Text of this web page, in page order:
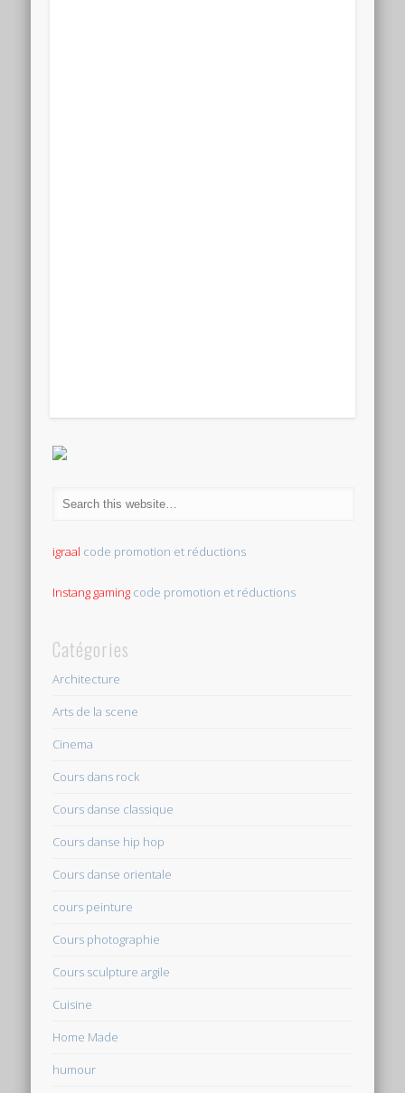
igraal code promotion et réductions
Instang gaming code promotion et réductions
Catégories
Architecture
Arts de la scene
Cinema
Cours dans rock
Cours danse classique
Cours danse hip hop
Cours danse orientale
cours peinture
Cours photographie
Cours sculpture argile
Cuisine
Home Made
humour